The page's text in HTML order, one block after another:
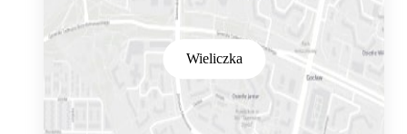
Wieliczka